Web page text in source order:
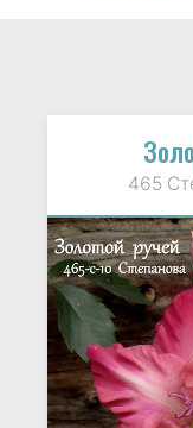
465